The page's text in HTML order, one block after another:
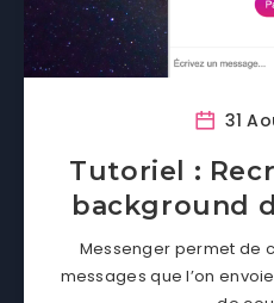
31
Tutoriel :
background
Messenger permet de
messages que l’on